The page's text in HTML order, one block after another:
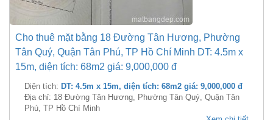
Cho thuê mặt bằng 18 Đường Tân Hương, Phường
Tân Quý, Quận Tân Phú, TP Hồ Chí Minh DT: 4.5m x
15m, diện tích: 68m2 giá: 9,000,000 đ
Diện tích: DT: 4.5m x 15m, diện tích: 68m2 giá: 9,000,000 đ
Địa chỉ: 18 Đường Tân Hương, Phường Tân Quý, Quận Tân
Phú, TP Hồ Chí Minh